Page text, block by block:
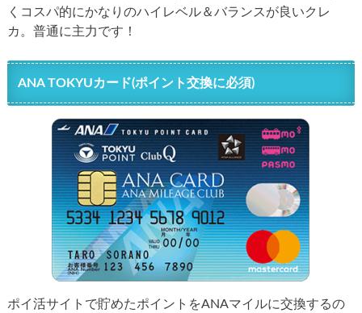
くコスパ的にかなりのハイレベル＆バランスが良いクレ
カ。普通に主力です！
ANA TOKYUカード(ポイント交換に必須)
ポイ活サイトで貯めたポイントをANAマイルに交換するの